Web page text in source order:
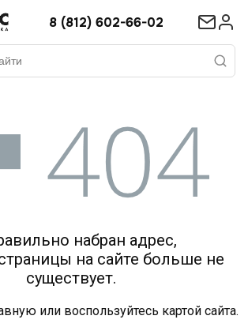
8 (812) 602-66-02
набран адрес,
на сайте больше не
существует.
или воспользуйтесь картой сайта.